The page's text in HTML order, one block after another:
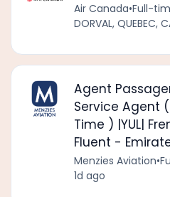
Air Canada•Full-
DORVAL, QUEBEC,
Agent
Service Agent
Time ) |YUL|
Fluent -
Menzies Aviation•
1d ago